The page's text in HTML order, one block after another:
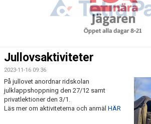
STALLPLATS
TÄVLING
Jullovsaktiviteter
2023-11-16 09:36
På jullovet anordnar ridskolan
julklappshoppning den 27/12 samt
privatlektioner den 3/1.
Läs mer om aktiviteterna och anmäl HÄR